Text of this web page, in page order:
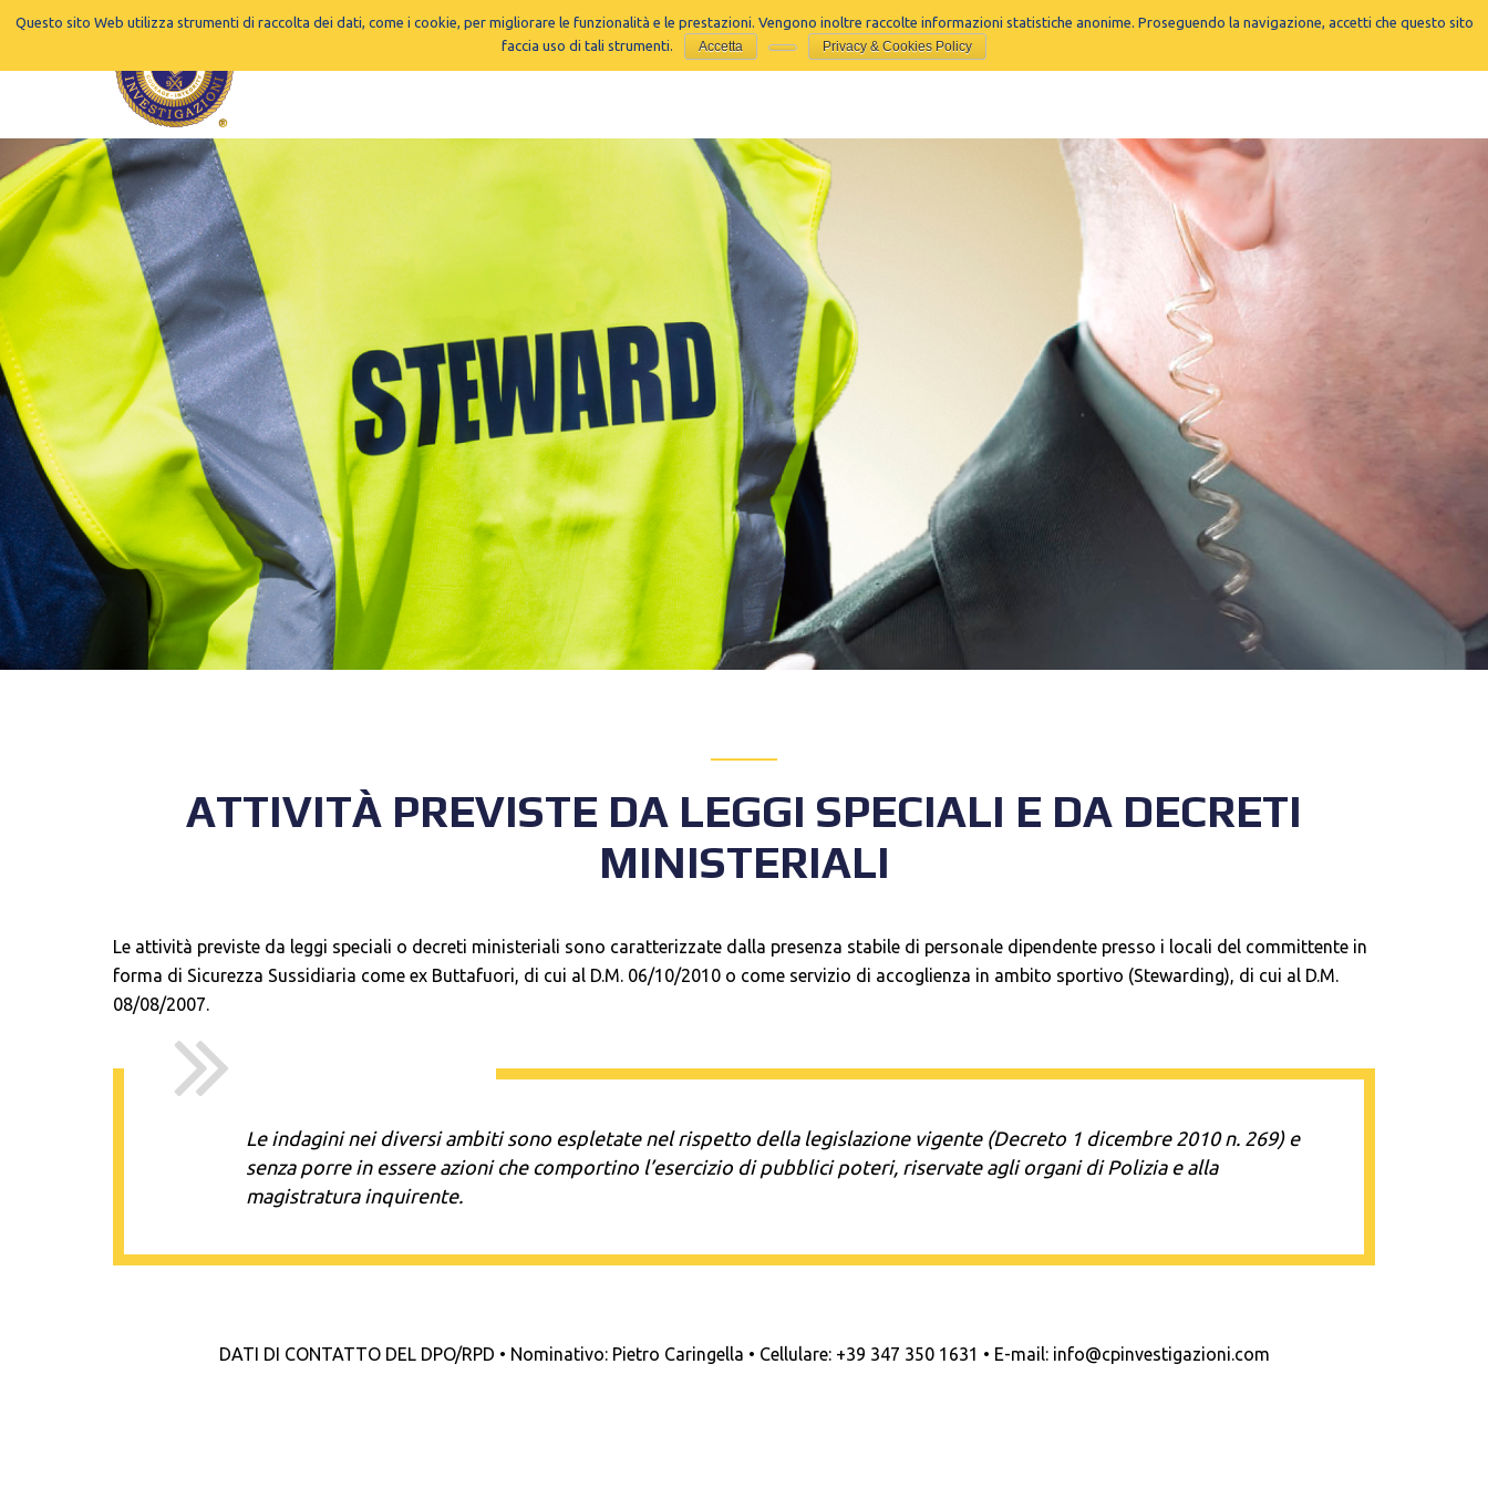
ATTIVITÀ PREVISTE DA LEGGI SPECIALI E DA DECRETI
MINISTERIALI
Le attività previste da leggi speciali o decreti ministeriali sono caratterizzate dalla presenza stabile di personale dipendente presso i locali del committente in
forma di Sicurezza Sussidiaria come ex Buttafuori, di cui al D.M. 06/10/2010 o come servizio di accoglienza in ambito sportivo (Stewarding), di cui al D.M.
08/08/2007.
Le indagini nei diversi ambiti sono espletate nel rispetto della legislazione vigente (Decreto 1 dicembre 2010 n. 269) e
senza porre in essere azioni che comportino l’esercizio di pubblici poteri, riservate agli organi di Polizia e alla
magistratura inquirente.
DATI DI CONTATTO DEL DPO/RPD • Nominativo: Pietro Caringella • Cellulare: +39 347 350 1631 • E-mail: info@cpinvestigazioni.com
Questo sito Web utilizza strumenti di raccolta dei dati, come i cookie, per migliorare le funzionalità e le prestazioni. Vengono inoltre raccolte informazioni statistiche anonime. Proseguendo la navigazione, accetti che questo sito
faccia uso di tali strumenti.
Accetta Privacy & Cookies Policy